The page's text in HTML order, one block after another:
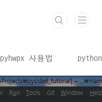
pyhwpx 사용법